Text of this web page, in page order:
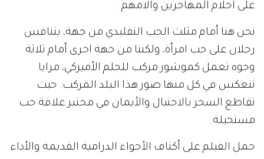
على أحلام المهاجرين وآلامهم.
نحن هنا أمام مثلث الحب التقليدي من جهة، يتنافس
رجلان على حب امرأة، ولكننا من جهة اخرى أمام ثلاثة
وجوه تعمل كموشور مركب للحلم الأميركي، مرايا
تنعكس في كل منها صور هذا البلد المركب. حيث
تقاطع السحر بالاحتيال والأيمان في مختبر علاقة حب
مستحيلة.
حمل الفيلم على أكتاف الأجواء الدرامية القديمة والأداء